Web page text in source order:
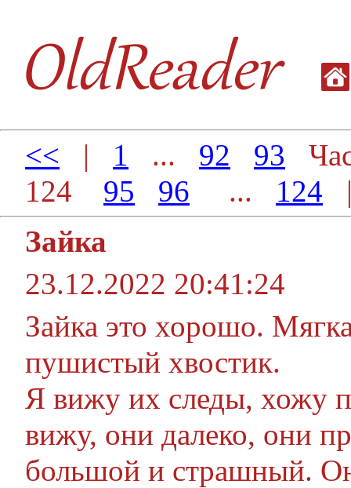
<< | 1 ... 92 93
124 95 96 ... 124
Зайка
23.12.2022 20:41:24
Зайка это хорошо.
пушистый хвостик.
Я вижу их следы, хожу
вижу, они далеко, они
большой и страшный.